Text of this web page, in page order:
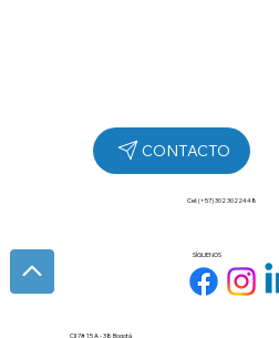
SÍGUENOS
Cel: (+57) 302 3022448
Cll 7# 15 A - 38 Bogotá